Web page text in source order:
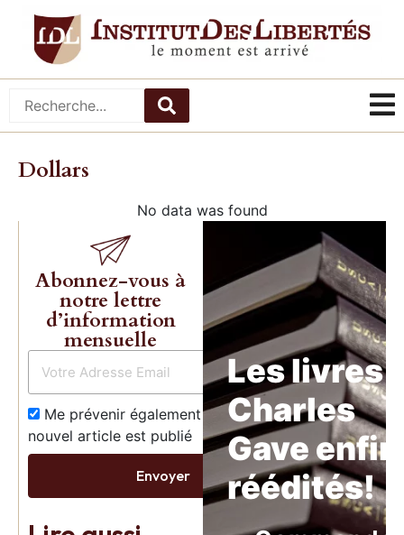
Dollars
No data was found
Abonnez-vous à
notre lettre
d’information
mensuelle
Me prévenir également dès qu’un
nouvel article est publié
Envoyer
Les livres
Charles
Gave enfin
réédités!